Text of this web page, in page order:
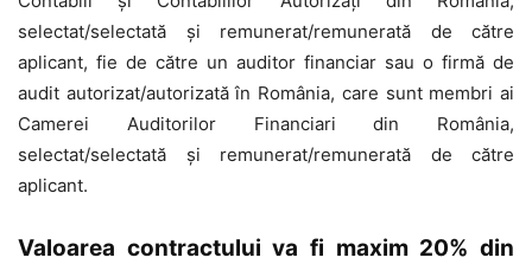
selectat/selectată şi remunerat/remunerată de către
aplicant, fie de către un auditor financiar sau o firmă de
audit autorizat/autorizată în România, care sunt membri ai
Camerei Auditorilor Financiari din România,
selectat/selectată şi remunerat/remunerată de către
aplicant.
Valoarea contractuluiva fi maxim 20% din